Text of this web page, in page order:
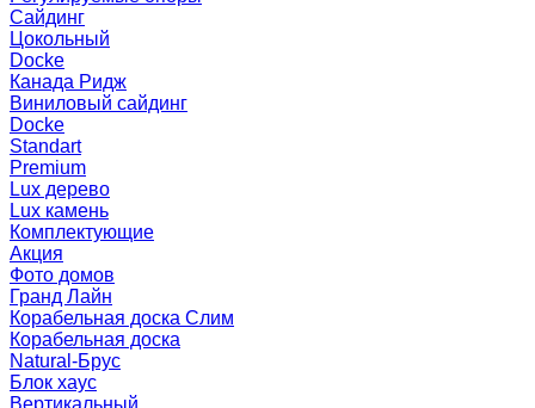
Сайдинг
Цокольный
Docke
Канада Ридж
Виниловый сайдинг
Docke
Standart
Premium
Lux дерево
Lux камень
Комплектующие
Акция
Фото домов
Гранд Лайн
Корабельная доска Слим
Корабельная доска
Natural-Брус
Блок хаус
Вертикальный